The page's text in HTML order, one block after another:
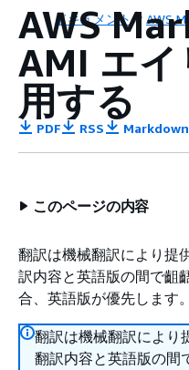
ドキュメント AWS
AWS
AMI エ
用する
PDF RSS Markdown
このページの内容
翻訳は機械翻訳により提
訳内容と英語版の間で齟
合、英語版が優先します。
翻訳は機械翻訳により
翻訳内容と英語版の間